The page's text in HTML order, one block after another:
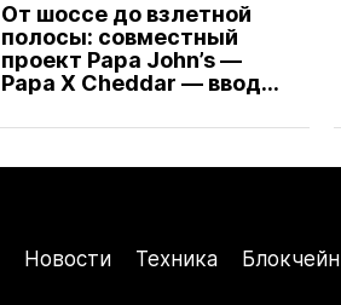
От шоссе до взлетной
полосы: совместный
проект Papa John’s —
Papa X Cheddar — вводит
водителя службы
Новости Техника Блокчейн